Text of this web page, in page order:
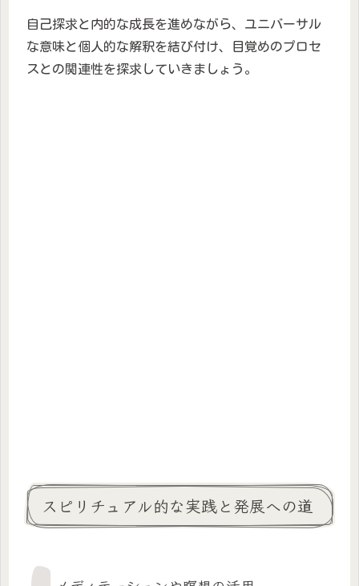
自己探求と内的な成長を進めながら、ユニバーサル
な意味と個人的な解釈を結び付け、目覚めのプロセ
スとの関連性を探求していきましょう。
スピリチュアル的な実践と発展への道